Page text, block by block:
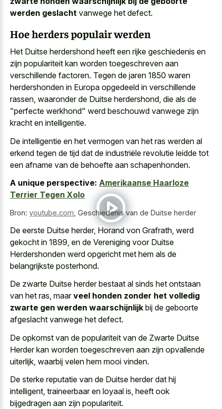
werden geslacht vanwege het defect.
Hoe herders populair werden
Het Duitse herdershond heeft een rijke geschiedenis en
zijn populariteit kan worden toegeschreven aan
verschillende factoren. Tegen de jaren 1850 waren
herdershonden in Europa opgedeeld in verschillende
rassen, waaronder de Duitse herdershond, die als de
"perfecte werkhond" werd beschouwd vanwege zijn
kracht en intelligentie.
De intelligentie en het vermogen van het ras werden al
erkend tegen de tijd dat de industriële revolutie leidde tot
een afname van de behoefte aan schapenhonden.
A unique perspective: Amerikaanse Haarloze
Terrier Tegen Xolo
Bron: youtube.com, Geschiedenis van de Duitse herder
De eerste Duitse herder, Horand von Grafrath, werd
gekocht in 1899, en de Vereniging voor Duitse
Herdershonden werd opgericht met hem als de
belangrijkste posterhond.
De zwarte Duitse herder bestaat al sinds het ontstaan
van het ras, maarveel honden zonder het volledig
zwarte gen werden waarschijnlijk bij de geboorte
afgeslacht vanwege het defect.
De opkomst van de populariteit van de Zwarte Duitse
Herder kan worden toegeschreven aan zijn opvallende
uiterlijk, waarbij velen hem mooi vinden.
De sterke reputatie van de Duitse herder dat hij
intelligent, traineerbaar en loyaal is, heeft ook
bijgedragen aan zijn populariteit.